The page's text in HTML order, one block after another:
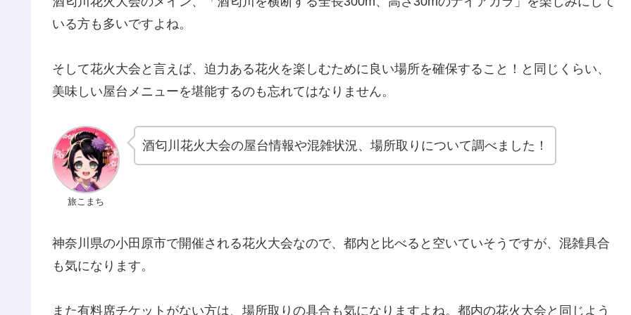
いる方も多いですよね。
そして花火大会と言えば、迫力ある花火を楽しむために良い場所を確保すること！と同じくらい、
美味しい屋台メニューを堪能するのも忘れてはなりません。
旅こまち
酒匂川花火大会の屋台情報や混雑状況、場所取りについて調べました！
神奈川県の小田原市で開催される花火大会なので、都内と比べると空いていそうですが、混雑具合
も気になります。
また有料席チケットがない方は、場所取りの具合も気になりますよね。都内の花火大会と同じよう